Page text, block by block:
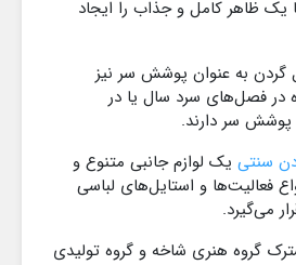
ظاهر کامل و جذاب را ایجاد
گردن به عنوان پوشش سر نیز
در فصل‌های سرد سال یا در
پوشش سر دارند.
سنتی یک لوازم جانبی متنوع و
فعالیت‌ها و استایل‌های لباسی
می‌گیرد.
گروه هنری شاخه و گروه تولیدی